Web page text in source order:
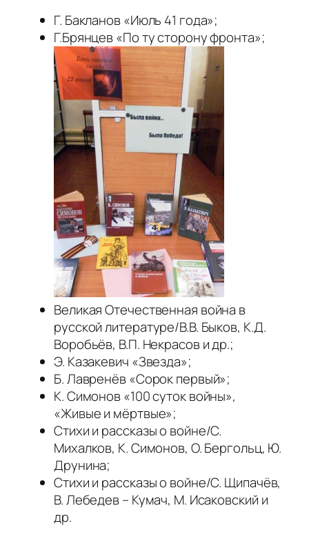
Г. Бакланов «Июль 41 года»;
Г.Брянцев «По ту сторону фронта»;
Великая Отечественная война в
русской литературе/В.В. Быков, К.Д.
Воробьёв, В.П. Некрасов и др.;
Э. Казакевич «Звезда»;
Б. Лавренёв «Сорок первый»;
К. Симонов «100 суток войны»,
«Живые и мёртвые»;
Стихи и рассказы о войне/С.
Михалков, К. Симонов, О. Бергольц, Ю.
Друнина;
Стихи и рассказы о войне/С. Щипачёв,
В. Лебедев – Кумач, М. Исаковский и
др.